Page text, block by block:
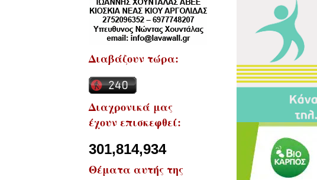
Διαβάζουν τώρα:
Διαχρονικά μας
έχουν επισκεφθεί:
301,814,934
Θέματα αυτής της